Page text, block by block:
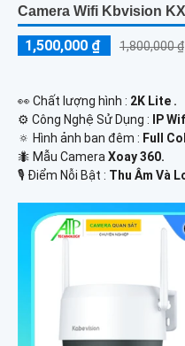
Camera Wifi Kbvision
1,500,000 ₫ 1,800,000 ₫
️👀 Chất lượng hình : 2K Lite .
⚙ Công Nghệ Sử Dụng :
IP
🔅 Hình ảnh ban đêm : Full
🐜 Mẫu Camera Xoay 360.
️🎙 Điểm Nỗi Bật : Thu Âm Và